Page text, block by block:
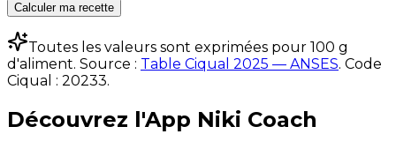
Calculer ma recette
Toutes les valeurs sont exprimées pour 100 g
d'aliment. Source : Table Ciqual 2025 — ANSES. Code
Ciqual : 20233.
Découvrez l'App Niki Coach